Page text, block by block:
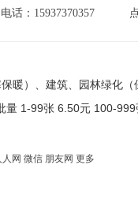
话：15937370357
暖）、建筑、园林绿化
量 1-99张 6.50元 100-
人网 微信 朋友网 更多